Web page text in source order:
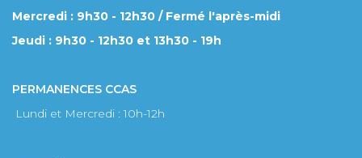
Mercredi : 9h30 - 12h30 / Fermé l'après-midi
Jeudi : 9h30 - 12h30 et 13h30 - 19h
PERMANENCES CCAS
Lundi et Mercredi : 10h-12h